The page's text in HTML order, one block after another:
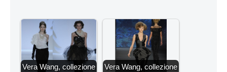
Vera Wang, collezione
Vera Wang, collezione